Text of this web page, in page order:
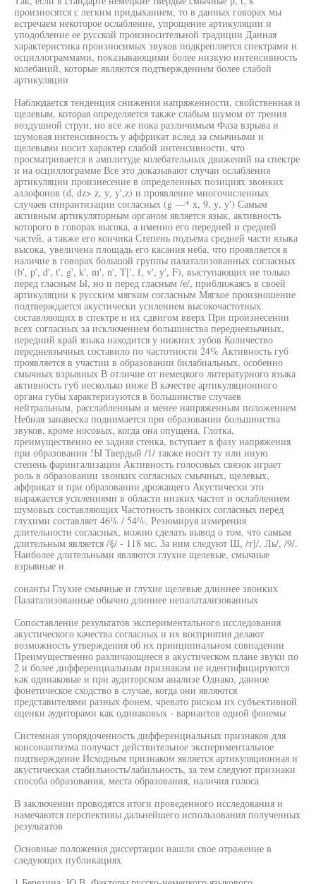
произносятся с легким придыханием, то в данных говорах мы
встречаем некоторое ослабление, упрощение артикуляции и
уподобление ее русской произносительной традиции Данная
характеристика произносимых звуков подкрепляется спектрами и
осциллограммами, показывающими более низкую интенсивность
колебаний, которые являются подтверждением более слабой
артикуляции
Наблюдается тенденция снижения напряженности, свойственная и
щелевым, которая определяется также слабым шумом от трения
воздушной струи, но все же пока различимым Фаза взрыва и
шумовая интенсивность у аффрикат вслед за смычными и
щелевыми носит характер слабой интенсивности, что
просматривается в амплитуде колебательных движений на спектре
и на осциллограмме Все это доказывают случаи ослабления
артикуляции произнесение в определенных позициях звонких
аллофонов (d, dz> z, у, y',z) и проявление многочисленных
случаев спирантизации согласных (g —* х, 9, у, у') Самым
активным артикуляторным органом является язык, активность
которого в говорах высока, а именно его передней и средней
частей, а также его кончика Степень подъема средней части языка
высока, увеличена площадь его касания неба, что проявляется в
наличие в говорах большой группы палатализованных согласных
(b', р', d', t', g', k', m', n', T[', f, v', у', F), выступающих не только
перед гласным Ы, но и перед гласным /е/, приближаясь в своей
артикуляции к русским мягким согласным Мягкое произношение
подтверждается акустически усилением высокочастотных
составляющих в спектре и их сдвигом вверх При произнесении
всех согласных за исключением большинства переднеязычных,
передний край языка находится у нижних зубов Количество
переднеязычных составило по частотности 24% Активность губ
проявляется в участии в образовании билабиальных, особенно
смычных взрывных В отличие от немецкого литературного языка
активность губ несколько ниже В качестве артикуляционного
органа губы характеризуются в большинстве случаев
нейтральным, расслабленным и менее напряженным положением
Небная занавеска поднимается при образовании большинства
звуков, кроме носовых, когда она опущена. Глотка,
преимущественно ее задняя стенка, вступает в фазу напряжения
при образовании !Ы Твердый /1/ также носит ту или иную
степень фарингализации Активность голосовых связок играет
роль в образовании звонких согласных смычных, щелевых,
аффрикат и при образовании дрожащего Акустически это
выражается усилениями в области низких частот и ослаблением
шумовых составляющих Частотность звонких согласных перед
глухими составляет 46% / 54%. Резюмируя измерения
длительности согласных, можно сделать вывод о том, что самым
длительным является /§/ - 118 мс. За ним следуют Ш, /т]/, Ль/, /9/.
Наиболее длительными являются глухие щелевые, смычные
взрывные и
сонанты Глухие смычные и глухие щелевые длиннее звонких
Палатализованные обычно длиннее непалатализованных
Сопоставление результатов экспериментального исследования
акустического качества согласных и их восприятия делают
возможность утверждения об их принципиальном совпадении
Преимущественно различающиеся в акустическом плане звуки по
2 и более дифференциальным признакам не идентифицируются
как одинаковые и при аудиторском анализе Однако, данное
фонетическое сходство в случае, когда они являются
представителями разных фонем, чревато риском их субъективной
оценки аудиторами как одинаковых - вариантов одной фонемы
Системная упорядоченность дифференциальных признаков для
консонантизма получаст действительное экспериментальное
подтверждение Исходным признаком является артикуляционная и
акустическая стабильность/лабильность, за тем следуют признаки
способа образования, места образования, наличия голоса
В заключении проводятся итоги проведенного исследования и
намечаются перспективы дальнейшего использования полученных
результатов
Основные положения диссертации нашли свое отражение в
следующих публикациях